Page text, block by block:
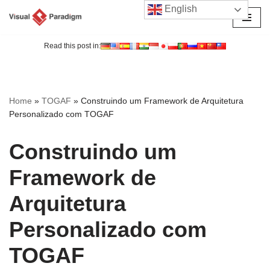
Read this post in:
Home » TOGAF » Construindo um Framework de Arquitetura
Personalizado com TOGAF
Construindo um
Framework de
Arquitetura
Personalizado com
TOGAF
English